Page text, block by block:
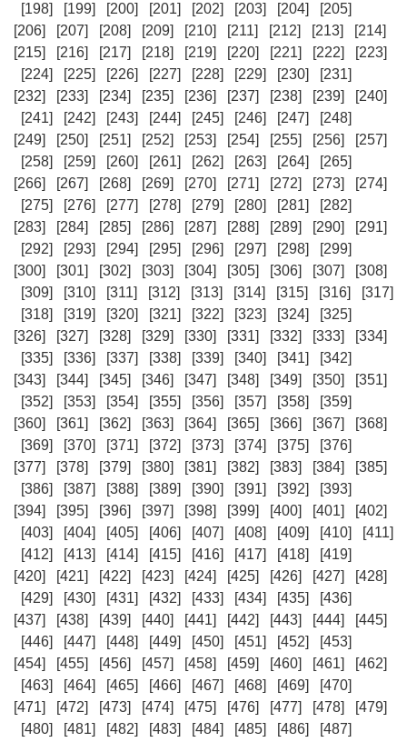
[198]
[199] [200] [201] [202] [203] [204]
[205]
[206]
[207] [208] [209] [210] [211] [212] [213]
[214]
[215]
[216] [217] [218] [219] [220] [221] [222]
[223]
[224]
[225] [226] [227] [228] [229] [230]
[231]
[232]
[233] [234] [235] [236] [237] [238] [239]
[240]
[241]
[242] [243] [244] [245] [246] [247]
[248]
[249]
[250] [251] [252] [253] [254] [255] [256]
[257]
[258]
[259] [260] [261] [262] [263] [264]
[265]
[266]
[267] [268] [269] [270] [271] [272] [273]
[274]
[275]
[276] [277] [278] [279] [280] [281]
[282]
[283]
[284] [285] [286] [287] [288] [289] [290]
[291]
[292]
[293] [294] [295] [296] [297] [298]
[299]
[300]
[301] [302] [303] [304] [305] [306] [307]
[308]
[309]
[310] [311] [312] [313] [314] [315] [316]
[317]
[318]
[319] [320] [321] [322] [323] [324]
[325]
[326]
[327] [328] [329] [330] [331] [332] [333]
[334]
[335]
[336] [337] [338] [339] [340] [341]
[342]
[343]
[344] [345] [346] [347] [348] [349] [350]
[351]
[352]
[353] [354] [355] [356] [357] [358]
[359]
[360]
[361] [362] [363] [364] [365] [366] [367]
[368]
[369]
[370] [371] [372] [373] [374] [375]
[376]
[377]
[378] [379] [380] [381] [382] [383] [384]
[385]
[386]
[387] [388] [389] [390] [391] [392]
[393]
[394]
[395] [396] [397] [398] [399] [400] [401]
[402]
[403]
[404] [405] [406] [407] [408] [409] [410]
[411]
[412]
[413] [414] [415] [416] [417] [418]
[419]
[420]
[421] [422] [423] [424] [425] [426] [427]
[428]
[429]
[430] [431] [432] [433] [434] [435]
[436]
[437]
[438] [439] [440] [441] [442] [443] [444]
[445]
[446]
[447] [448] [449] [450] [451] [452]
[453]
[454]
[455] [456] [457] [458] [459] [460] [461]
[462]
[463]
[464] [465] [466] [467] [468] [469]
[470]
[471]
[472] [473] [474] [475] [476] [477] [478]
[479]
[480]
[481] [482] [483] [484] [485] [486]
[487]